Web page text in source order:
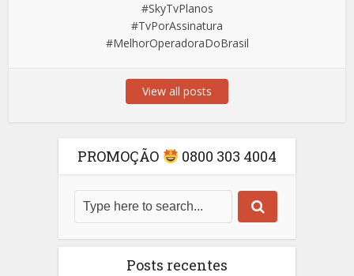
#SkyTvPlanos
#TvPorAssinatura
#MelhorOperadoraDoBrasil
View all posts
PROMOÇÃO 0800 303 4004
Posts recentes